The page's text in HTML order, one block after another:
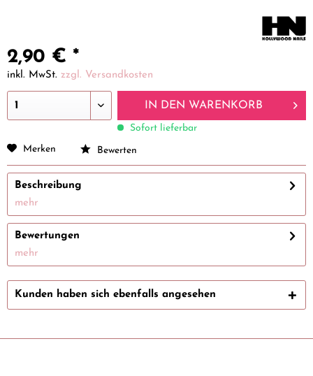
2,90 € *
inkl. MwSt. zzgl. Versandkosten
IN DEN WARENKORB
Sofort lieferbar
Merken
Bewerten
Beschreibung
mehr
Bewertungen
mehr
Kunden haben sich ebenfalls angesehen